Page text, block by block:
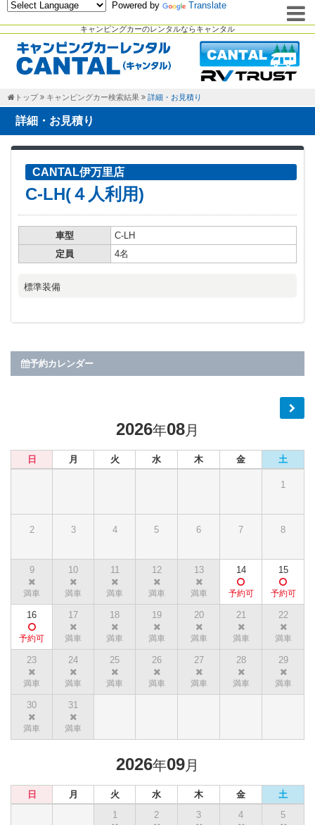
キャンピングカーのレンタルならキャンタル
Powered by Translate
トップ キャンピングカー検索結果 詳細・お見積り
詳細・お見積り
CANTAL伊万里店
C-LH(４人利用)
車型
C-LH
定員
4名
標準装備
予約カレンダー
2026年08月
日 月 火 水 木 金 土
1
2 3 4 5 6 7 8
9 10 11 12 13 14 15
16 17 18 19 20 21 22
23 24 25 26 27 28 29
30 31
2026年09月
日 月 火 水 木 金
土
1
2 3 4 5